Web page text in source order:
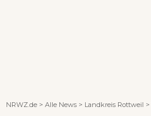
NRWZ.de > Alle News > Landkreis Rottweil >